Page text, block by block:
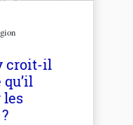
croit-il
les